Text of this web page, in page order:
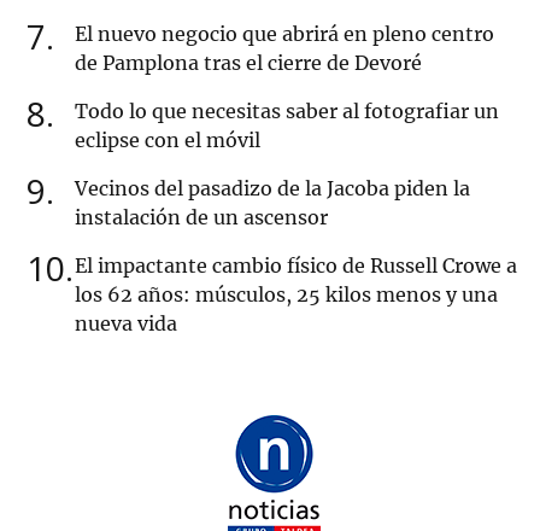
7
El nuevo negocio que abrirá en pleno centro
de Pamplona tras el cierre de Devoré
8
Todo lo que necesitas saber al fotografiar un
eclipse con el móvil
9
Vecinos del pasadizo de la Jacoba piden la
instalación de un ascensor
10 El impactante cambio físico de Russell Crowe a
los 62 años: músculos, 25 kilos menos y una
nueva vida